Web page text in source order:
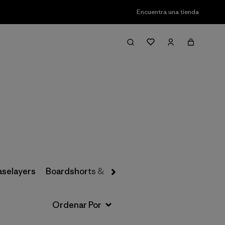
Encuentra una tienda
Filter & Sort
Boardshorts & Rashguards